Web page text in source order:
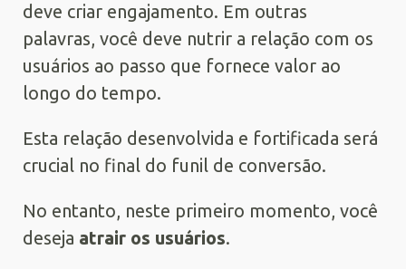
deve criar engajamento. Em outras
palavras, você deve nutrir a relação com os
usuários ao passo que fornece valor ao
longo do tempo.
Esta relação desenvolvida e fortificada será
crucial no final do funil de conversão.
No entanto, neste primeiro momento, você
deseja atrair os usuários.